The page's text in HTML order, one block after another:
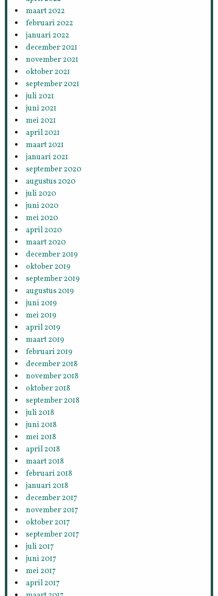
maart 2022
februari 2022
januari 2022
december 2021
november 2021
oktober 2021
september 2021
juli 2021
juni 2021
mei 2021
april 2021
maart 2021
januari 2021
september 2020
augustus 2020
juli 2020
juni 2020
mei 2020
april 2020
maart 2020
december 2019
oktober 2019
september 2019
augustus 2019
juni 2019
mei 2019
april 2019
maart 2019
februari 2019
december 2018
november 2018
oktober 2018
september 2018
juli 2018
juni 2018
mei 2018
april 2018
maart 2018
februari 2018
januari 2018
december 2017
november 2017
oktober 2017
september 2017
juli 2017
juni 2017
mei 2017
april 2017